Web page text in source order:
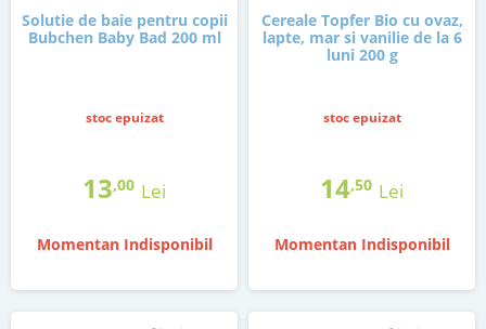
Solutie de baie pentru copii
Bubchen Baby Bad 200 ml
stoc epuizat
13,00 Lei
Momentan Indisponibil
Cereale Topfer Bio cu ovaz,
lapte, mar si vanilie de la 6
luni 200 g
stoc epuizat
14,50 Lei
Momentan Indisponibil